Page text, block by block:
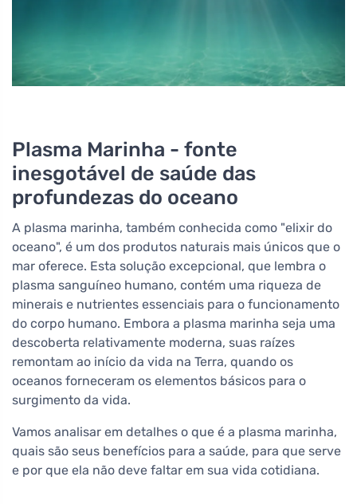
Plasma Marinha - fonte
inesgotável de saúde das
profundezas do oceano
A plasma marinha, também conhecida como "elixir do
oceano", é um dos produtos naturais mais únicos que o
mar oferece. Esta solução excepcional, que lembra o
plasma sanguíneo humano, contém uma riqueza de
minerais e nutrientes essenciais para o funcionamento
do corpo humano. Embora a plasma marinha seja uma
descoberta relativamente moderna, suas raízes
remontam ao início da vida na Terra, quando os
oceanos forneceram os elementos básicos para o
surgimento da vida.
Vamos analisar em detalhes o que é a plasma marinha,
quais são seus benefícios para a saúde, para que serve
e por que ela não deve faltar em sua vida cotidiana.